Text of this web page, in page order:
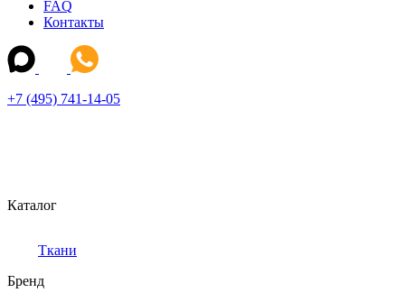
FAQ
Контакты
+7 (495) 741-14-05
Каталог
Ткани
Бренд